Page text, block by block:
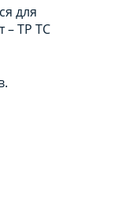
для
– ТР ТС